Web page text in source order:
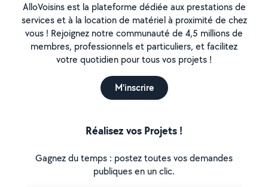
AlloVoisins est la plateforme dédiée aux prestations de
services et à la location de matériel à proximité de chez
vous ! Rejoignez notre communauté de 4,5 millions de
membres, professionnels et particuliers, et facilitez
votre quotidien pour tous vos projets !
M'inscrire
Réalisez vos Projets !
Gagnez du temps : postez toutes vos demandes
publiques en un clic.